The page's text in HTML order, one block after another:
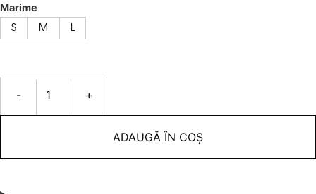
Marime
S M
- +
ADAUGĂ ÎN COȘ